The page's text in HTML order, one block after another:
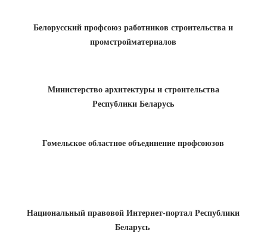
Белорусский профсоюз работников строительства и
промстройматериалов
Министерство архитектуры и строительства
Республики Беларусь
Гомельское областное объединение профсоюзов
Национальный правовой Интернет-портал Республики
Беларусь